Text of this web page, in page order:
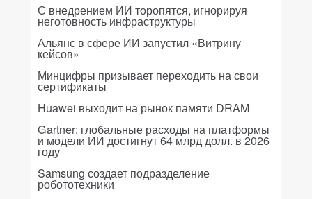
С внедрением ИИ торопятся, игнорируя
неготовность инфраструктуры
Альянс в сфере ИИ запустил «Витрину
кейсов»
Минцифры призывает переходить на свои
сертификаты
Huawei выходит на рынок памяти DRAM
Gartner: глобальные расходы на платформы
и модели ИИ достигнут 64 млрд долл. в 2026
году
Samsung создает подразделение
робототехники